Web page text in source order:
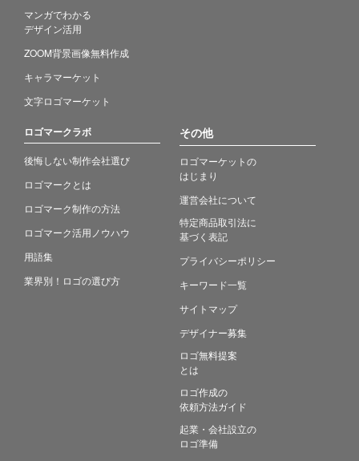
マンガでわかる
デザイン活用
ZOOM背景画像無料作成
キャラマーケット
文字ロゴマーケット
ロゴマークラボ
後悔しない制作会社選び
ロゴマークとは
ロゴマーク制作の方法
ロゴマーク活用ノウハウ
用語集
業界別！ロゴの選び方
その他
ロゴマーケットの
はじまり
運営会社について
特定商品取引法に
基づく表記
プライバシーポリシー
キーワード一覧
サイトマップ
デザイナー募集
ロゴ無料提案
とは
ロゴ作成の
依頼方法ガイド
起業・会社設立の
ロゴ準備